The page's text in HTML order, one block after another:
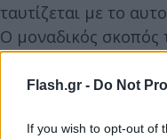
Flash.gr - Do Not
If you wish to opt-out of
ταυτίζεται με το
Ο μοναδικός σκοπός
είναι η απόδοση
να είμαστε σήμερα